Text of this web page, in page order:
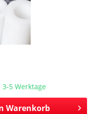
5 Werktage
Warenkorb